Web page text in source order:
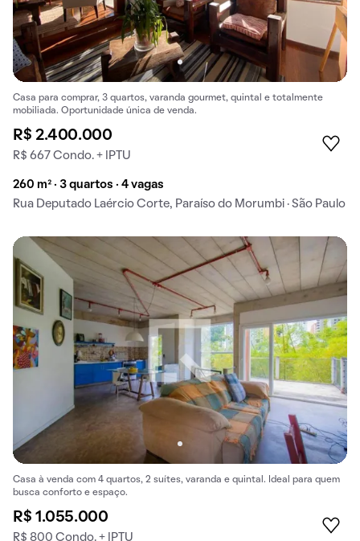
Casa para comprar, 3 quartos, varanda gourmet, quintal e totalmente
mobiliada. Oportunidade única de venda.
R$ 2.400.000
R$ 667 Condo. + IPTU
260 m² · 3 quartos · 4 vagas
Rua Deputado Laércio Corte, Paraíso do Morumbi · São Paulo
Casa à venda com 4 quartos, 2 suítes, varanda e quintal. Ideal para quem
busca conforto e espaço.
R$ 1.055.000
R$ 800 Condo. + IPTU